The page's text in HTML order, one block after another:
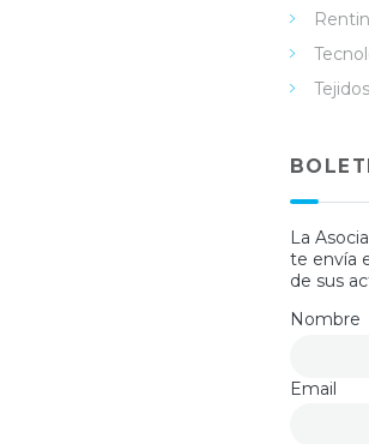
Tejidos
La
te envía
de sus
Nombre
Email